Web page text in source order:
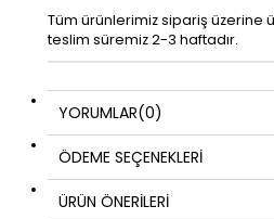
Tüm ürünlerimiz sipariş üzerine
teslim süremiz 2-3 haftadır.
YORUMLAR(0)
ÖDEME SEÇENEKLERI
ÜRÜN ÖNERILERI